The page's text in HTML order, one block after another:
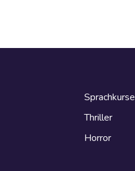
Sprachkurse
Thriller
Horror